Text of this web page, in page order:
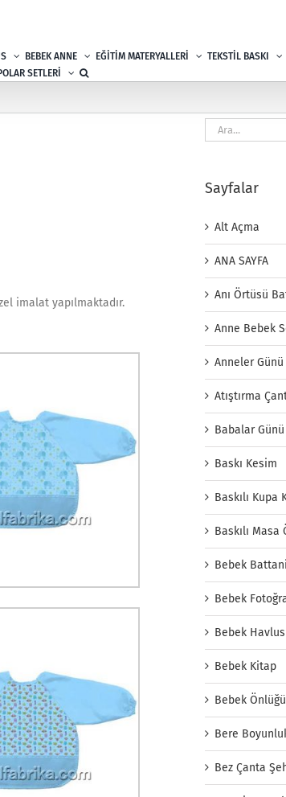
BEBEK ANNE EĞİTİM MATERYALLERİ TEKSTİL BASKI
SETLERİ
imalat yapılmaktadır.
Ara:
Sayfalar
Alt Açma
ANA SAYFA
Anı Örtüsü
Anne Bebek
Anneler Günü
Atıştırma
Babalar Günü
Baskı Kesim
Baskılı Kupa
Baskılı Masa
Bebek
Bebek
Bebek
Bebek Kitap
Bebek Önlüğü
Bere
Bez Çanta